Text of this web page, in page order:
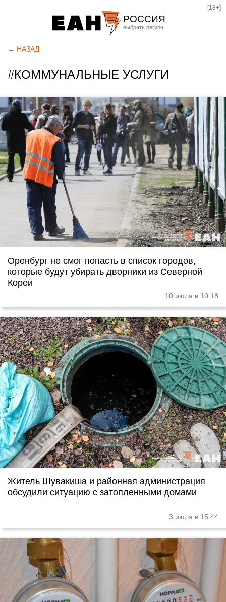
РОССИЯ
Курган
Оренбург
[18+]
← НАЗАД
#КОММУНАЛЬНЫЕ УСЛУГИ
Оренбург не смог попасть в список городов,
которые будут убирать дворники из Северной
Кореи
10 июля в 10:18
Житель Шувакиша и районная администрация
обсудили ситуацию с затопленными домами
3 июля в 15:44